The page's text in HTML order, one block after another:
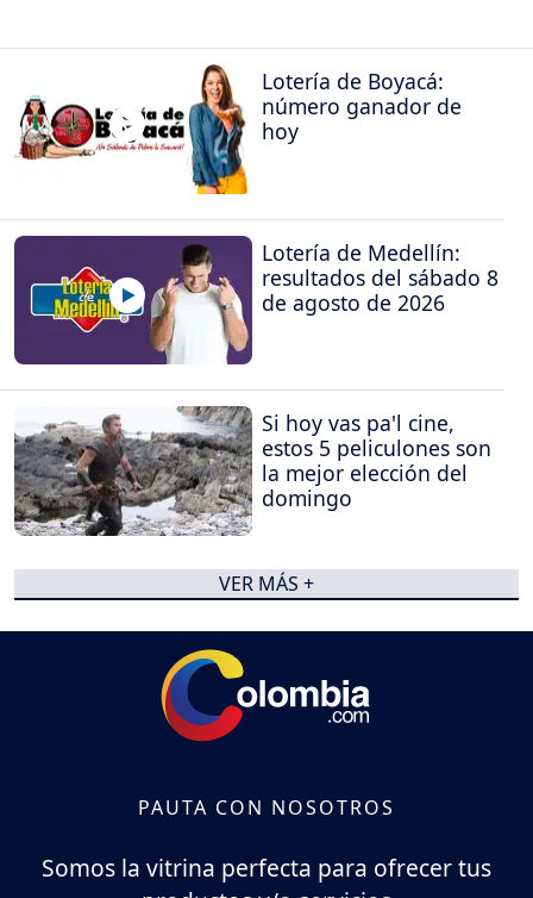
Lotería de Boyacá:
número ganador de
hoy
Lotería de Medellín:
resultados del sábado 8
de agosto de 2026
Si hoy vas pa'l cine,
estos 5 peliculones son
la mejor elección del
domingo
VER MÁS +
PAUTA CON NOSOTROS
Somos la vitrina perfecta para ofrecer tus